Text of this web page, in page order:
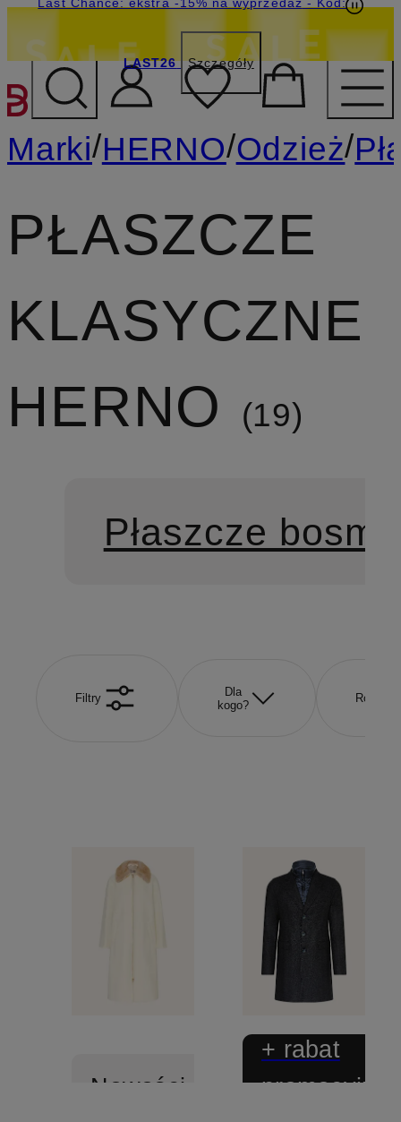
PRZEJDŹ DO GŁÓWNEJ
LAST26 Szczegóły
Marki/HERNO/Odzież/
PŁASZCZE
KLASYCZNE
HERNO
19
Płaszcze
Filtry
Dla
kogo?
Rozmiar
Nowości
+ rabat
promocyjny